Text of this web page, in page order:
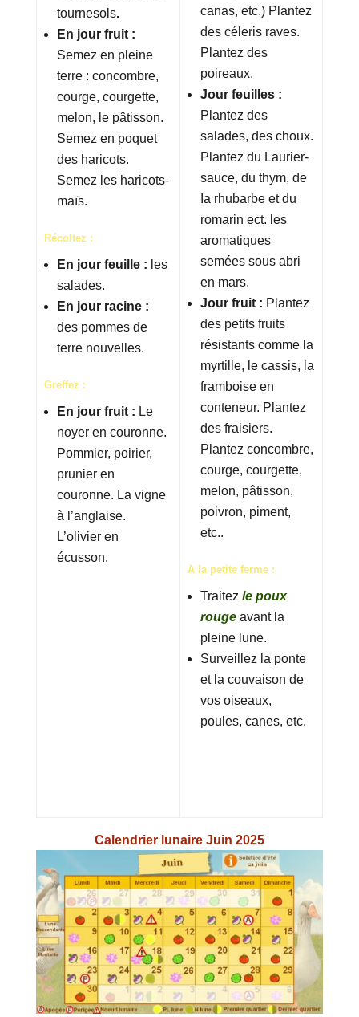
tournesols.
En jour fruit :
Semez en pleine
terre : concombre,
courge, courgette,
melon, le pâtisson.
Semez en poquet
des haricots.
Semez les haricots-
maïs.
Récoltez :
En jour feuille : les
salades.
En jour racine :
des pommes de
terre nouvelles.
Greffez :
En jour fruit : Le
noyer en couronne.
Pommier, poirier,
prunier en
couronne. La vigne
à l’anglaise.
L’olivier en
écusson.
canas, etc.) Plantez
des céleris raves.
Plantez des
poireaux.
Jour feuilles :
Plantez des
salades, des choux.
Plantez du Laurier-
sauce, du thym, de
Ia rhubarbe et du
romarin ect. les
aromatiques
semées sous abri
en mars.
Jour fruit : Plantez
des petits fruits
résistants comme la
myrtille, le cassis, la
framboise en
conteneur. Plantez
des fraisiers.
Plantez concombre,
courge, courgette,
melon, pâtisson,
poivron, piment,
etc..
A la petite ferme :
Traitez le poux
rouge avant la
pleine lune.
Surveillez la ponte
et la couvaison de
vos oiseaux,
poules, canes, etc.
Calendrier lunaire Juin 2025